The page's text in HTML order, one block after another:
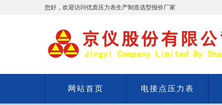
您好，欢迎访问优质压力表生产制造选型报价厂家
网站首页 电接点压力表